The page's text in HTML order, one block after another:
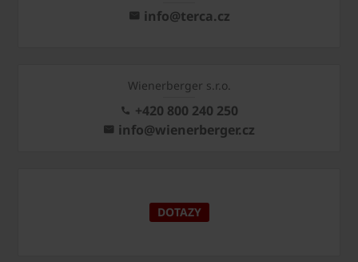
info@terca.cz
Wienerberger s.r.o.
+420 800 240 250
info@wienerberger.cz
DOTAZY